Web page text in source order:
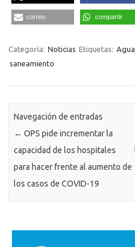
correo compartir
Categoría: Noticias Etiquetas: Agua
saneamiento
Navegación de entradas
← OPS pide incrementar la
capacidad de los hospitales
para hacer frente al aumento de
los casos de COVID-19